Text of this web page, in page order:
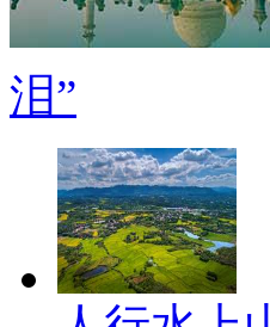
泪”